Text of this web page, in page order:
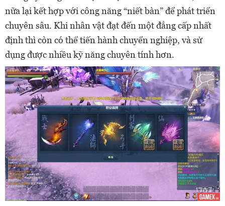
nữa lại kết hợp với công năng “niết bàn” để phát triển
chuyên sâu. Khi nhân vật đạt đến một đẳng cấp nhất
định thì còn có thể tiến hành chuyển nghiệp, và sử
dụng được nhiều kỹ năng chuyên tính hơn.